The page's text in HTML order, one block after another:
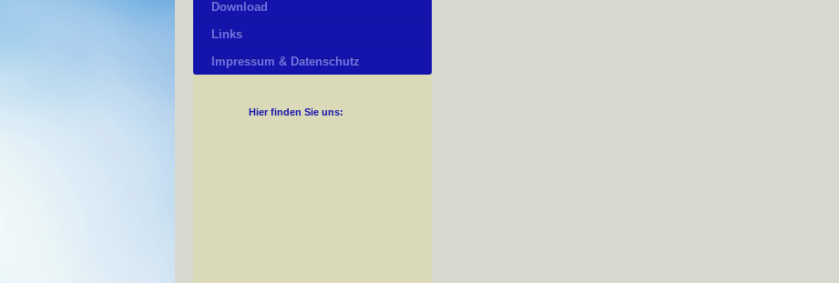
Download
Links
Impressum & Datenschutz
Hier finden Sie uns: